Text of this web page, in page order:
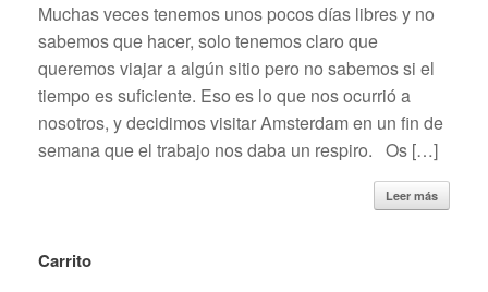
Muchas veces tenemos unos pocos días libres y no
sabemos que hacer, solo tenemos claro que
queremos viajar a algún sitio pero no sabemos si el
tiempo es suficiente. Eso es lo que nos ocurrió a
nosotros, y decidimos visitar Amsterdam en un fin de
semana que el trabajo nos daba un respiro. Os […]
Leer más
Carrito